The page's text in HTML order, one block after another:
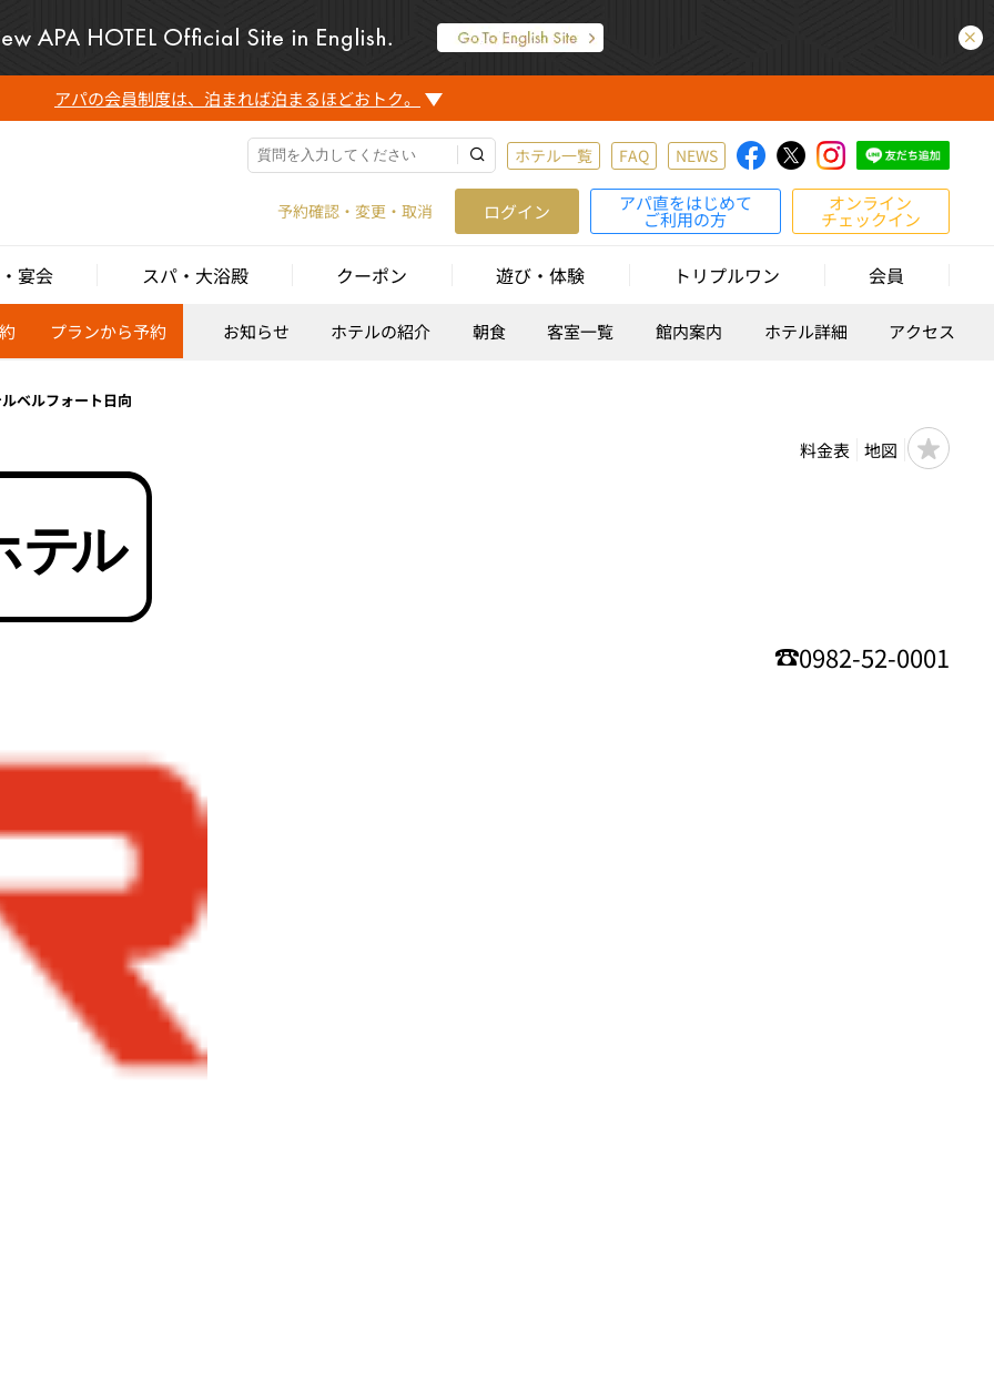
アパの会員制度は、泊まれば泊まるほどおトク。
ホテル一覧 FAQ NEWS
予約確認・変更・取消 ログイン アパ直をはじめて
ご利用の方
オンライン
チェックイン
宴会 スパ・大浴殿 クーポン 遊び・体験 トリプルワン 会員
プランから予約 お知らせ ホテルの紹介 朝食 客室一覧 館内案内 ホテル詳細 アクセス
ベルフォート日向
料金表 地図
0982-52-0001